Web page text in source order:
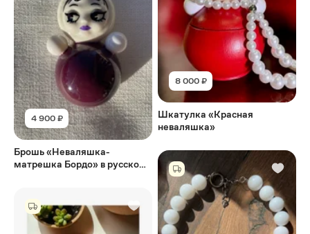
4 900 ₽
Брошь «Неваляшка-
матрешка Бордо» в русском
8 000 ₽
Шкатулка «Красная
неваляшка»